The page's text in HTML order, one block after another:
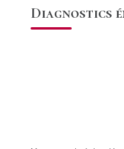
Diagnostics